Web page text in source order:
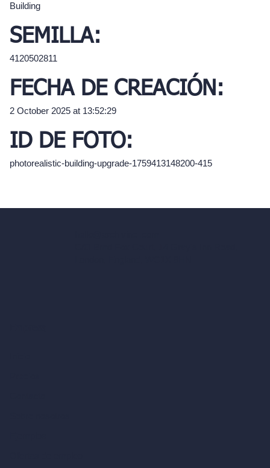
Building
SEMILLA:
4120502811
FECHA DE CREACIÓN:
2 October 2025 at 13:52:29
ID DE FOTO:
photorealistic-building-upgrade-1759413148200-415